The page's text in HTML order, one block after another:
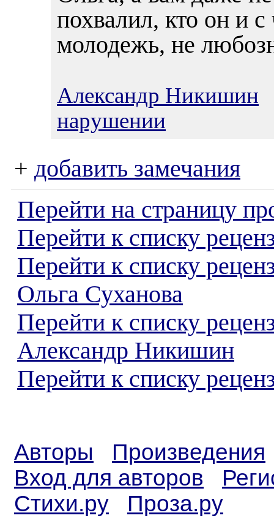
похвалил, кто он и
молодежь, не
Александр Никишин
нарушении
+ добавить замечания
Перейти на страницу
Перейти к списку
Перейти к списку
Ольга Суханова
Перейти к списку
Александр Никишин
Перейти к списку
Авторы
Произведения
Вход для авторов
Стихи.ру
Проза.ру